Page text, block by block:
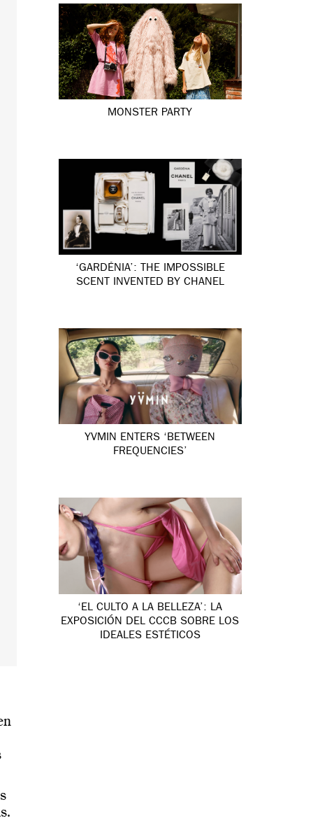
MONSTER PARTY
‘GARDÉNIA’: THE IMPOSSIBLE
SCENT INVENTED BY CHANEL
YVMIN ENTERS ‘BETWEEN
FREQUENCIES’
‘EL CULTO A LA BELLEZA’: LA
EXPOSICIÓN DEL CCCB SOBRE LOS
IDEALES ESTÉTICOS